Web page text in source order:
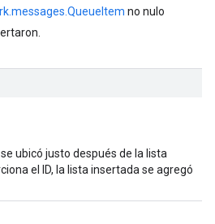
no nulo
ubicó justo después de la lista
el ID, la lista insertada se agregó